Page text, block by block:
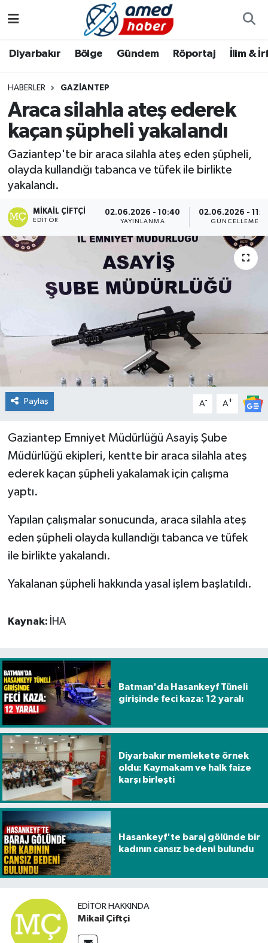
Diyarbakır Bölge Gündem Röportaj İlim &
HABERLER GAZIANTEP
Araca silahla ateş ederek
kaçan şüpheli yakalandı
Gaziantep'te bir araca silahla ateş eden şüpheli,
olayda kullandığı tabanca ve tüfek ile birlikte
yakalandı.
MIKAIL ÇIFTÇI
EDITÖR
02.06.2026 - 10:40
YAYINLANMA
02.06.2026 -
GÜNCELLEME
Paylaş A- A+
Gaziantep Emniyet Müdürlüğü Asayiş Şube
Müdürlüğü ekipleri, kentte bir araca silahla ateş
ederek kaçan şüpheli yakalamak için çalışma
yaptı.
Yapılan çalışmalar sonucunda, araca silahla ateş
eden şüpheli olayda kullandığı tabanca ve tüfek
ile birlikte yakalandı.
Yakalanan şüpheli hakkında yasal işlem başlatıldı.
Kaynak: İHA
Batman'da Hasankeyf Tüneli
girişinde feci kaza: 12 yaralı
Diyarbakır memlekete örnek
oldu: Kaymakam ve halk faize
karşı birleşti
Hasankeyf'te baraj gölünde bir
kadının cansız bedeni bulundu
EDITÖR HAKKINDA
Mikail Çiftçi
Bölge
Röportaj
Foto Galeri
Yazarlar
Aile
Asayiş
Bilim & Teknoloji
Bölge
Genel
Gündem
İlim & İrfan
Kültür & Sanat
KURDÎ
Sağlık
Siyaset
Diyarbakır Hava Durumu
Diyarbakır Namaz Vakitleri
Diyarbakır Trafik Yoğunluk Haritası
Süper Lig Puan Durumu ve Fikstür